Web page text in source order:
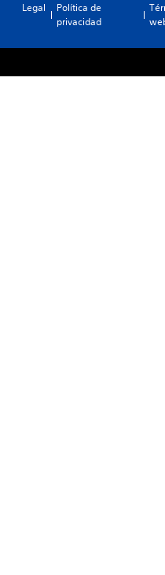
Legal
Política de
privacidad